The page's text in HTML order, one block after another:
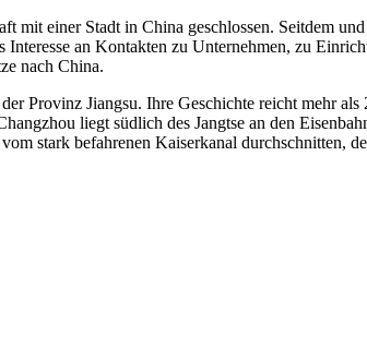
einer Stadt in China geschlossen. Seitdem
an Kontakten zu Unternehmen, zu
nach China.
Provinz Jiangsu. Ihre Geschichte reicht mehr
liegt südlich des Jangtse an den
stark befahrenen Kaiserkanal durchschnitten,